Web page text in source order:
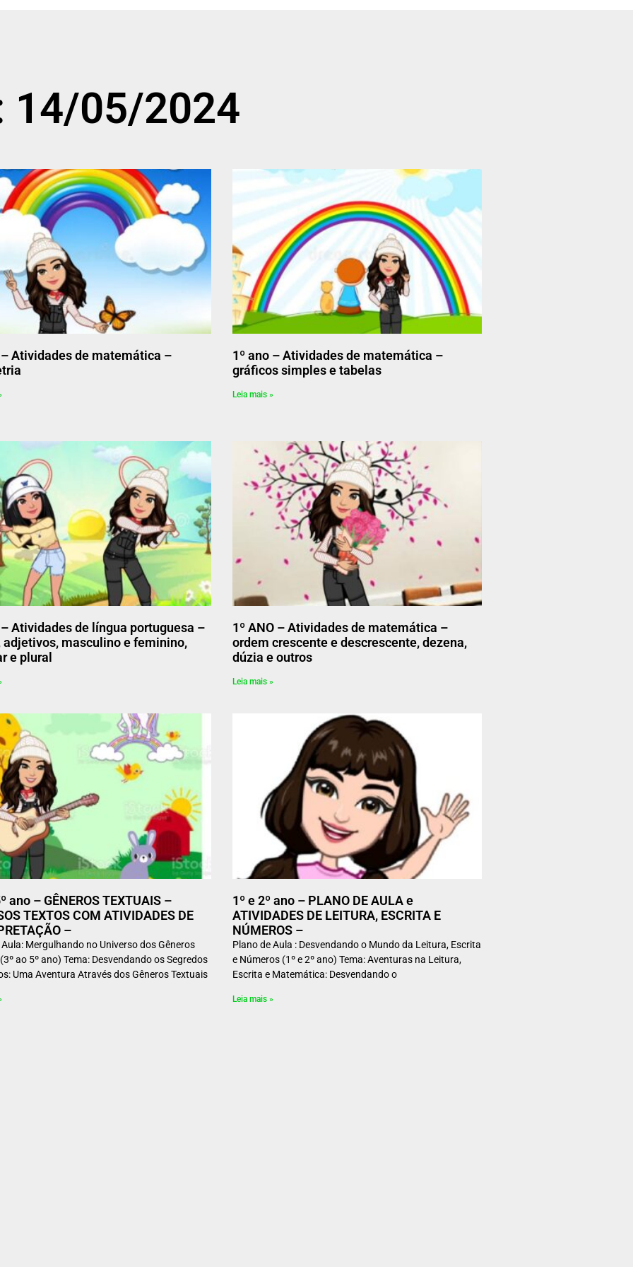
14/05/2024
– Atividades de matemática –
1º ano – Atividades de matemática –
gráficos simples e tabelas
Leia mais »
– Atividades de língua portuguesa –
adjetivos, masculino e feminino,
e plural
1º ANO – Atividades de matemática –
ordem crescente e descrescente, dezena,
dúzia e outros
Leia mais »
ano – GÊNEROS TEXTUAIS –
TEXTOS COM ATIVIDADES DE
–
Mergulhando no Universo dos Gêneros
ao 5º ano) Tema: Desvendando os Segredos
Uma Aventura Através dos Gêneros Textuais
1º e 2º ano – PLANO DE AULA e
ATIVIDADES DE LEITURA, ESCRITA E
NÚMEROS –
Plano de Aula : Desvendando o Mundo da Leitura, Escrita
e Números (1º e 2º ano) Tema: Aventuras na Leitura,
Escrita e Matemática: Desvendando o
Leia mais »